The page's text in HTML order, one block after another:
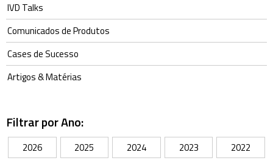
IVD Talks
Comunicados de Produtos
Cases de Sucesso
Artigos & Matérias
Filtrar por Ano:
2026 2025 2024 2023 2022